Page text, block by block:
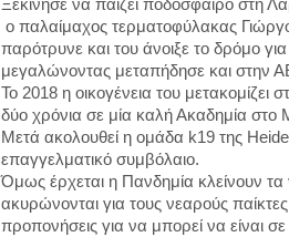
Ξεκίνησε να παίζει ποδόσφαιρο στη
ο παλαίμαχος τερματοφύλακας
παρότρυνε και του άνοιξε το δρόμο
μεγαλώνοντας μεταπήδησε και στην
Το 2018 η οικογένεια του μετακομίζει
δύο χρόνια σε μία καλή Ακαδημία
Μετά ακολουθεί η ομάδα k19 της
επαγγελματικό συμβόλαιο.
Όμως έρχεται η Πανδημία κλείνουν
ακυρώνονται για τους νεαρούς
προπονήσεις για να μπορεί να είναι